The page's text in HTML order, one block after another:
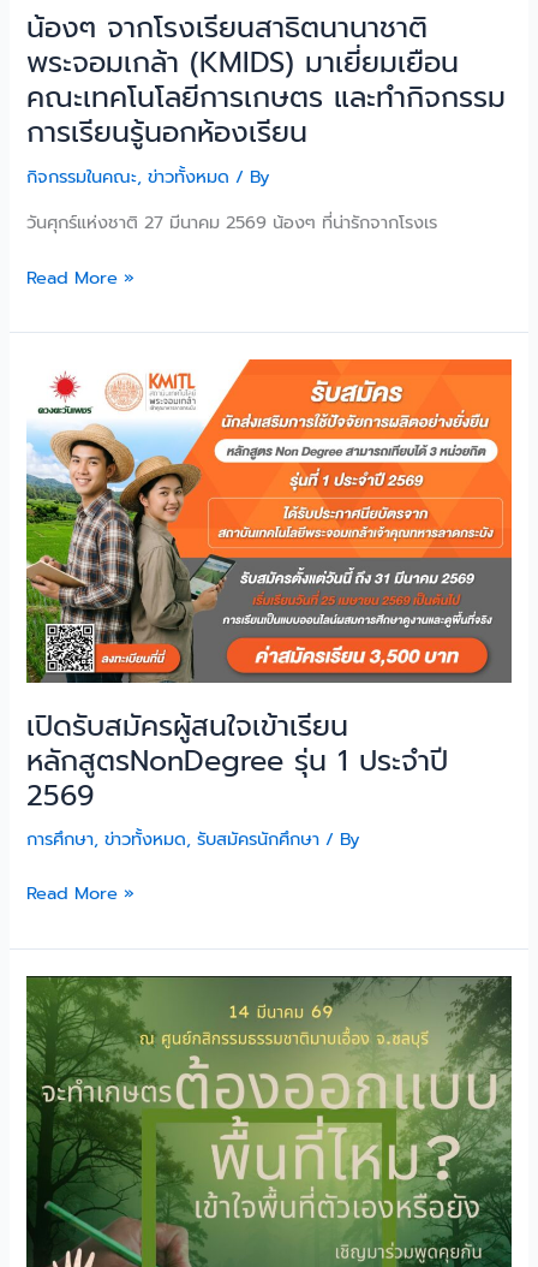
น้องๆ จากโรงเรียนสาธิตนานาชาติ
พระจอมเกล้า (KMIDS) มาเยี่ยมเยือน
คณะเทคโนโลยีการเกษตร และทำกิจกรรม
การเรียนรู้นอกห้องเรียน
กิจกรรมในคณะ,ข่าวทั้งหมด / By
วันศุกร์แห่งชาติ 27 มีนาคม 2569 น้องๆ ที่น่ารักจากโรงเร
คณะ
เทคโนโลยี
การเกษตร
และ
ทำ
การ
เรียน
นอก
Read More »
เปิดรับสมัครผู้สนใจเข้าเรียน
หลักสูตรNonDegree รุ่น 1 ประจำปี
2569
การศึกษา,ข่าวทั้งหมด,รับสมัครนักศึกษา / By
รับ
สมัคร
ผู้
สนใจ
เข้า
เรียน
หลักสูตรNonDegree
รุ่น
1
ประจำ
ปี
2569
Read More »
14
มีนาคม
คืน
ชีวิต
ให้
แผ่น
ดิน